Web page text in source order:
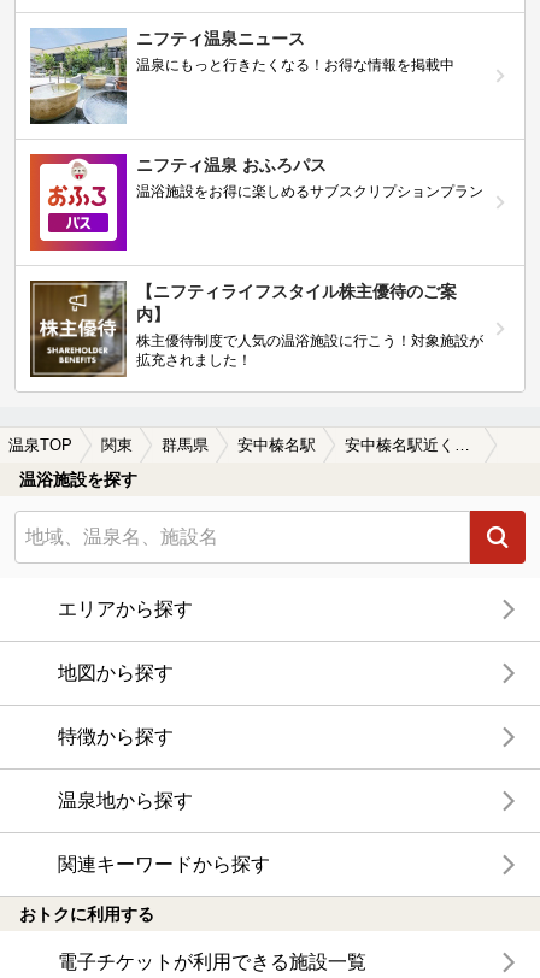
ニフティ温泉ニュース
温泉にもっと行きたくなる！お得な情報を掲載中
ニフティ温泉 おふろパス
温浴施設をお得に楽しめるサブスクリプションプラン
【ニフティライフスタイル株主優待のご案
内】
株主優待制度で人気の温浴施設に行こう！対象施設が
拡充されました！
温泉TOP 関東 群馬県 安中榛名駅 安中榛名駅近くのサウナ施設おすすめ(2026年版)
温浴施設を探す
エリアから探す
地図から探す
特徴から探す
温泉地から探す
関連キーワードから探す
おトクに利用する
電子チケットが利用できる施設一覧